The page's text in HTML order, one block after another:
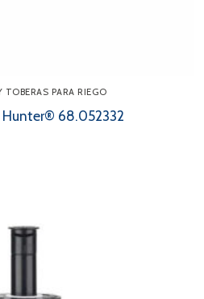
TOBERAS PARA RIEGO
68.052332